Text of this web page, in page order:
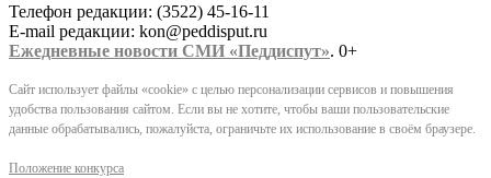
Телефон редакции: (3522) 45-16-11
E-mail редакции: kon@peddisput.ru
Ежедневные новости СМИ «Педдиспут». 0+
Сайт использует файлы «cookie» с целью персонализации сервисов и повышения
удобства пользования сайтом. Если вы не хотите, чтобы ваши пользовательские
данные обрабатывались, пожалуйста, ограничьте их использование в своём браузере.
Положение конкурса